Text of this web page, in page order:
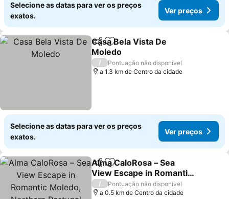
Selecione as datas para ver os preços
exatos.
Ver preços
PartilharAdicionar aos favoritos
Casa Bela Vista De
Moledo
Ver preços
/
Pontuação não disponível
a 1.3 km de Centro da cidade
Selecione as datas para ver os preços
exatos.
Ver preços
PartilharAdicionar aos favoritos
Alma CaloRosa – Sea
View Escape in Romantic
Moledo, Northern
Portugal
Ver preços
/
Pontuação não disponível
a 0.5 km de Centro da cidade